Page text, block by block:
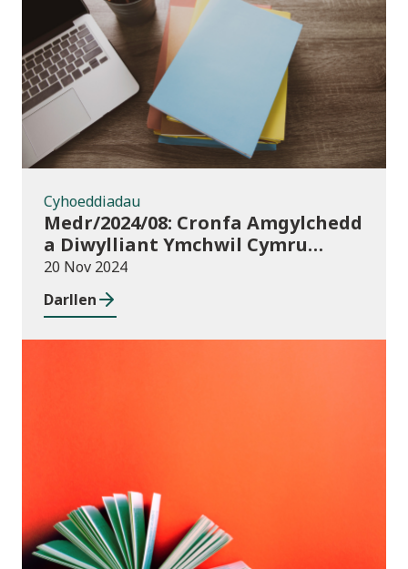
Cyhoeddiadau
Cyhoeddiadau
Medr/2024/08: Cronfa Amgylchedd
a Diwylliant Ymchwil Cymru
(WREC) 2024/25
20 Nov 2024
Darllen